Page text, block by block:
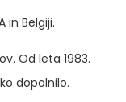
in Belgiji.
Od leta 1983.
dopolnilo.